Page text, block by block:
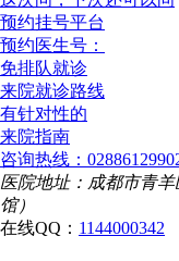
预约挂号平台
预约医生号：
免排队就诊
来院就诊路线
有针对性的
来院指南
咨询热线：
医院地址：成都市青
馆）
在线QQ： 1144000342